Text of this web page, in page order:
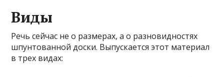
Виды
Речь сейчас не о размерах, а о разновидностях
шпунтованной доски. Выпускается этот материал
в трех видах: